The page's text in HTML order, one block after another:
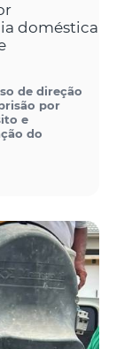
doméstica
de direção
por
e
do